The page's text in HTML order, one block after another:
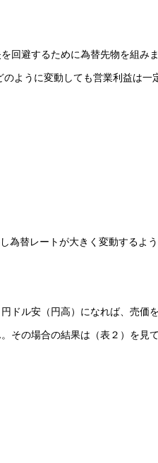
回避するために為替先物を組み
ように変動しても営業利益は一
為替レートが大きく変動するよ
ドル安（円高）になれば、売価
その場合の結果は（表２）を見